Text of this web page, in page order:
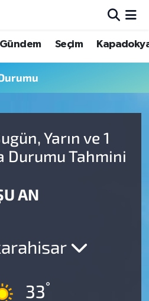
Gündem Seçim
Yarın ve 1
Durumu Tahmini
AN
33°
ve Fikstür